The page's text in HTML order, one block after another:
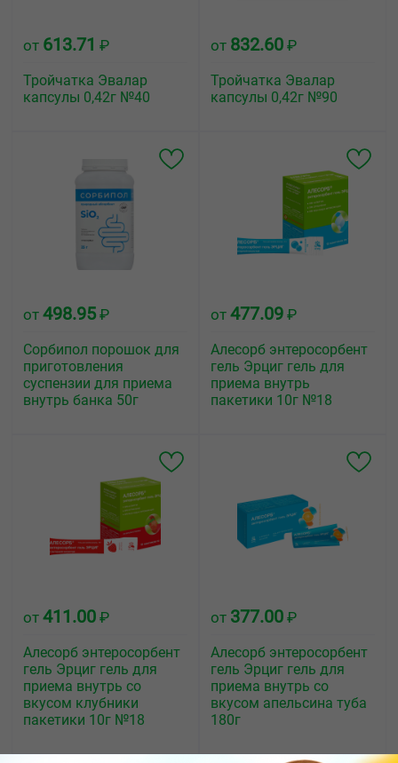
от 613.71 ₽
Тройчатка Эвалар
капсулы 0,42г №40
от 832.60 ₽
Тройчатка Эвалар
капсулы 0,42г №90
от 498.95 ₽
Сорбипол порошок для
приготовления
суспензии для приема
внутрь банка 50г
от 477.09 ₽
Алесорб энтеросорбент
гель Эрциг гель для
приема внутрь
пакетики 10г №18
от 411.00 ₽
Алесорб энтеросорбент
гель Эрциг гель для
приема внутрь со
вкусом клубники
пакетики 10г №18
от 377.00 ₽
Алесорб энтеросорбент
гель Эрциг гель для
приема внутрь со
вкусом апельсина туба
180г